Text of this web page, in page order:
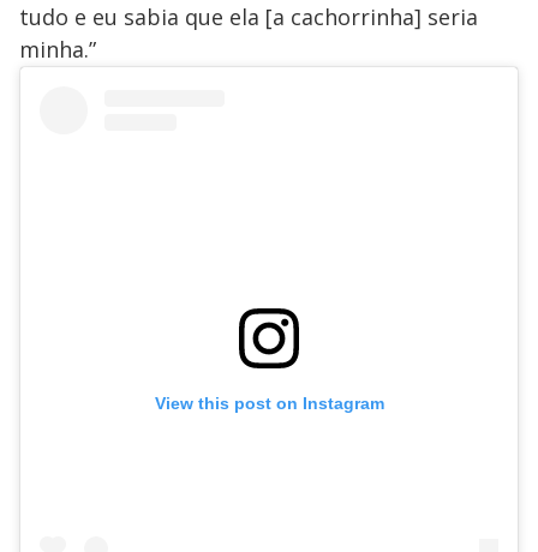
tudo e eu sabia que ela [a cachorrinha] seria
minha.”
View this post on Instagram